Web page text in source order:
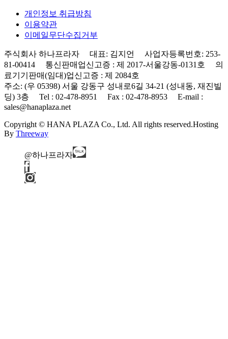
개인정보 취급방침
이용약관
이메일무단수집거부
주식회사 하나프라자 대표: 김지언 사업자등록번호: 253-
81-00414 통신판매업신고증 : 제 2017-서울강동-0131호 의
료기기판매(임대)업신고증 : 제 2084호
주소: (우 05398) 서울 강동구 성내로6길 34-21 (성내동, 재진빌
딩) 3층 Tel : 02-478-8951 Fax : 02-478-8953 E-mail :
sales@hanaplaza.net
Copyright © HANA PLAZA Co., Ltd. All rights reserved.Hosting
By Threeway
@하나프라자